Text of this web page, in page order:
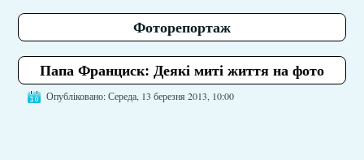
Фоторепортаж
Папа Франциск: Деякі миті життя на фото
Опубліковано: Середа, 13 березня 2013, 10:00